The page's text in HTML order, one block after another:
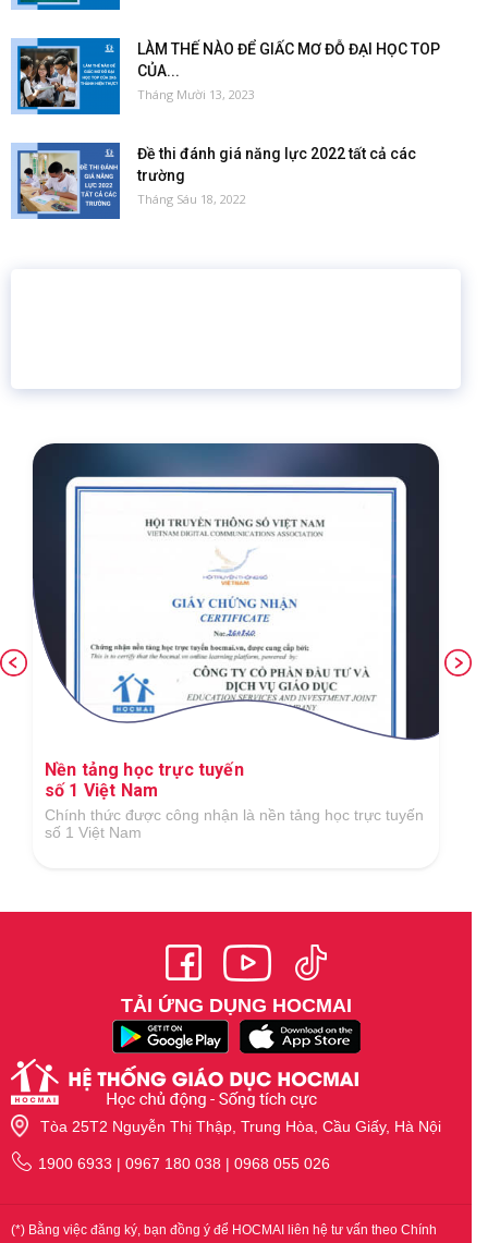
LÀM THẾ NÀO ĐỂ GIẤC MƠ ĐỖ ĐẠI HỌC TOP
CỦA...
Tháng Mười 13, 2023
Đề thi đánh giá năng lực 2022 tất cả các
trường
Tháng Sáu 18, 2022
Ứng dụng công nghệ số xuất sắc trong lĩnh
vực GDĐT
Tại Giải thưởng Công nghệ số Việt Nam 2018 do Hiệp
hội Công nghệ số Việt Nam tổ chức
TẢI ỨNG DỤNG HOCMAI
Tòa 25T2 Nguyễn Thị Thập, Trung Hòa, Cầu Giấy, Hà Nội
1900 6933 | 0967 180 038 | 0968 055 026
(*) Bằng việc đăng ký, bạn đồng ý để HOCMAI liên hệ tư vấn theo Chính